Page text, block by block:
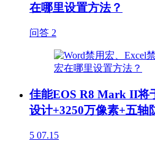
在哪里设置方法？
问答 2
佳能EOS R8 Mark II将
设计+3250万像素+五轴
5 07.15